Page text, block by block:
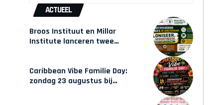
ACTUEEL
Broos Instituut en Millar
Institute lanceren twee
Caribbean Vibe Familie Day:
zondag 23 augustus bij